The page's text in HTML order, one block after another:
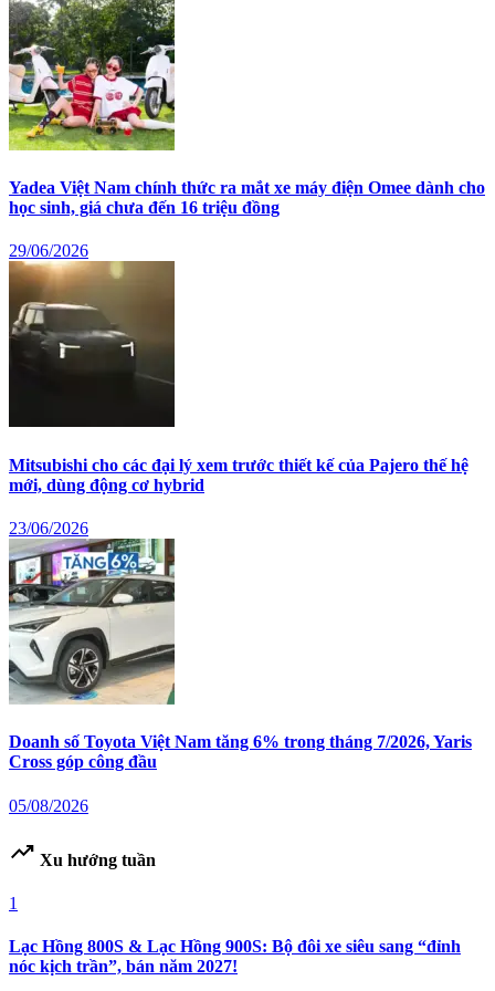
Yadea Việt Nam chính thức ra mắt xe máy điện Omee dành cho
học sinh, giá chưa đến 16 triệu đồng
29/06/2026
Mitsubishi cho các đại lý xem trước thiết kế của Pajero thế hệ
mới, dùng động cơ hybrid
23/06/2026
Doanh số Toyota Việt Nam tăng 6% trong tháng 7/2026, Yaris
Cross góp công đầu
05/08/2026
trending_up Xu hướng tuần
1
Lạc Hồng 800S & Lạc Hồng 900S: Bộ đôi xe siêu sang “đỉnh
nóc kịch trần”, bán năm 2027!